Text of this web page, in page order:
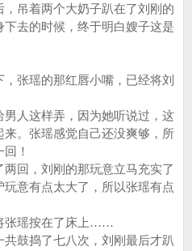
吊着两个大奶子趴在了刘刚的
去的时候，终于明白嫂子这是
张瑶的那红唇小嘴，已经将刘
人这样弄，因为她听说过，这
。张瑶感觉自己还没爽够，所
！
回，刘刚的那玩意立马充实了
意有点太大了，所以张瑶有点
瑶按在了床上……
鼓捣了七八次，刘刚最后才趴